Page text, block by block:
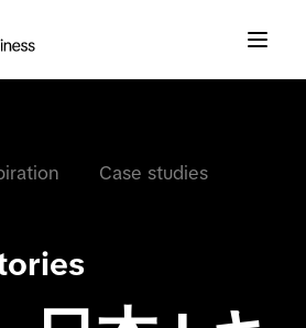
Case studies